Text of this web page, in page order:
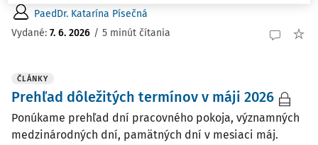
PaedDr. Katarína Písečná
Vydané: 7. 6. 2026 / 5 minút čítania
ČLÁNKY
Prehľad dôležitých termínov v máji 2026
Ponúkame prehľad dní pracovného pokoja, významných
medzinárodných dní, pamätných dní v mesiaci máj.